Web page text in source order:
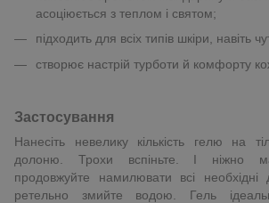
асоціюється з теплом і святом;
підходить для всіх типів шкіри, навіть
створює настрій турботи й комфорту
Застосування
Нанесіть невелику кількість гелю на
долоню. Трохи вспіньте. І ніжно
продовжуйте намилювати всі необхідні
ретельно змийте водою. Гель